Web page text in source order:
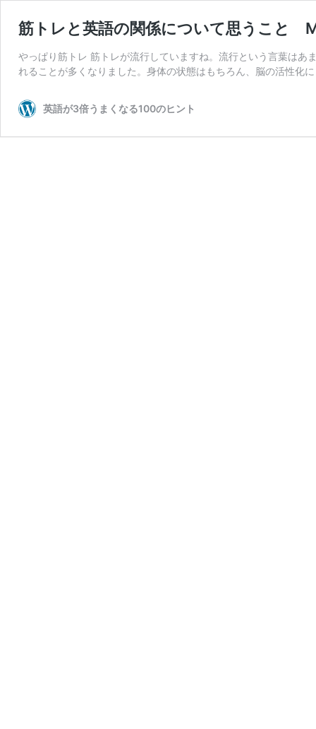
筋トレと英語の関係について思うこと
やっぱり筋トレ 筋トレが流行していますね。流行という言葉は
れることが多くなりました。身体の状態はもちろん、脳の活性化
英語が3倍うまくなる100のヒント